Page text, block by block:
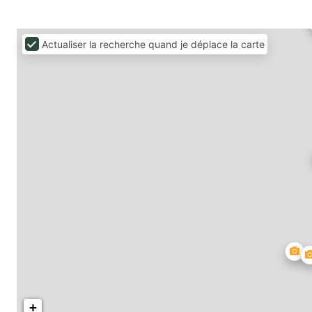
+
Actualiser la recherche quand je déplace la carte